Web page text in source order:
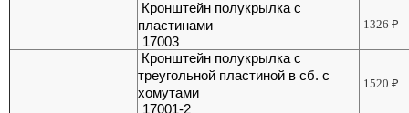
Кронштейн полукрылка с
пластинами
17003
1326₽
Кронштейн полукрылка с
треугольной пластиной в сб. с
хомутами
17001-2
1520₽